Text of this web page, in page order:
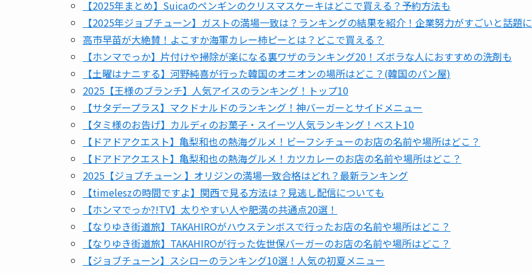
【2025年まとめ】Suicaのペンギンのクリスマスケーキはどこで買える？予約方法も
【2025年ジョブチューン】ガストの満場一致は？ランキングの結果を紹介！企業努力がすごいと話題に
高市早苗が大絶賛！よこすか海軍カレー柿ピーとは？どこで買える？
【ホンマでっか】片付けや掃除が楽になる裏ワザのランキング20！ズボラな人におすすめの洗剤も
【土曜はナニする】河野純喜が行った韓国のオニオンの場所はどこ？(韓国のパン屋)
2025【王様のブランチ】人気アイスのランキング！トップ10
【サタデープラス】マクドナルドのランキング！神バーガーとサイドメニュー
【タミ様のお告げ】カルディのお菓子・スイーツ人気ランキング！ベスト10
【ドアドアクエスト】亀梨和也の熱海グルメ！ビーフシチューのお店の名前や場所はどこ？
【ドアドアクエスト】亀梨和也の熱海グルメ！カツカレーのお店の名前や場所はどこ？
2025【ジョブチューン 】オリジンの満場一致合格はどれ？最新ランキング
【timeleszの時間ですよ】関西で見る方法は？見逃し配信についても
【ホンマでっか?!TV】太りやすい人や肥満の共通点20選！
【なりゆき街道旅】TAKAHIROがハウステンボスで行ったお店の名前や場所はどこ？
【なりゆき街道旅】TAKAHIROが行った佐世保バーガーのお店の名前や場所はどこ？
【ジョブチューン】スシローのランキング10選！人気の初夏メニュー